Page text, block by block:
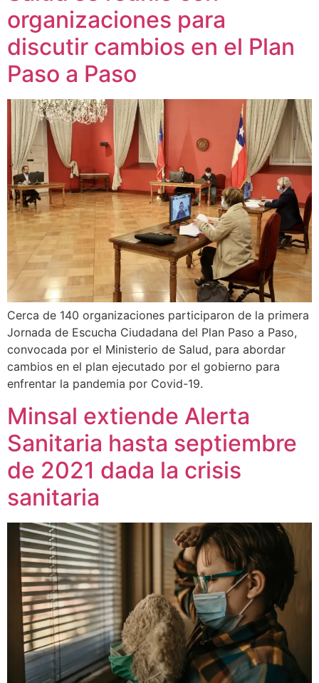
organizaciones para
discutir cambios en el Plan
Paso a Paso
Cerca de 140 organizaciones participaron de la primera
Jornada de Escucha Ciudadana del Plan Paso a Paso,
convocada por el Ministerio de Salud, para abordar
cambios en el plan ejecutado por el gobierno para
enfrentar la pandemia por Covid-19.
Minsal extiende Alerta
Sanitaria hasta septiembre
de 2021 dada la crisis
sanitaria